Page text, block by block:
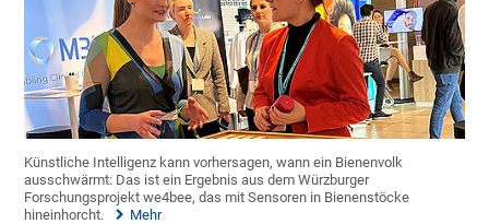
Künstliche Intelligenz kann vorhersagen, wann ein Bienenvolk
ausschwärmt: Das ist ein Ergebnis aus dem Würzburger
Forschungsprojekt we4bee, das mit Sensoren in Bienenstöcke
hineinhorcht.
Mehr